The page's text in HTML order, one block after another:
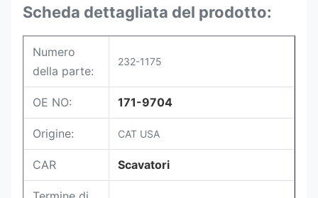
Scheda dettagliata del prodotto:
Numero
della parte:
232-1175
OE NO: 171-9704
Origine: CAT USA
CAR Scavatori